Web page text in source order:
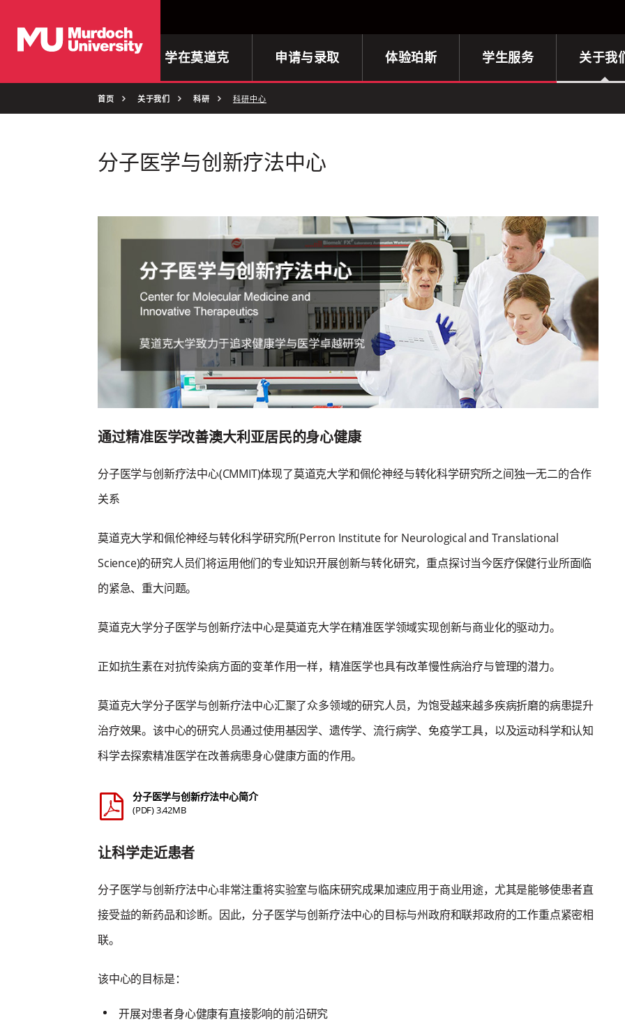
首页 学在莫道克 申请与录取 体验珀斯 学生服务 关于我
首页 关于我们 科研 科研中心
分子医学与创新疗法中心
通过精准医学改善澳大利亚居民的身心健康
分子医学与创新疗法中心(CMMIT)体现了莫道克大学和佩伦神经与转化科学研究所之间独一无二的合作
关系
莫道克大学和佩伦神经与转化科学研究所(Perron Institute for Neurological and Translational
Science)的研究人员们将运用他们的专业知识开展创新与转化研究，重点探讨当今医疗保健行业所面临
的紧急、重大问题。
莫道克大学分子医学与创新疗法中心是莫道克大学在精准医学领域实现创新与商业化的驱动力。
正如抗生素在对抗传染病方面的变革作用一样，精准医学也具有改革慢性病治疗与管理的潜力。
莫道克大学分子医学与创新疗法中心汇聚了众多领域的研究人员，为饱受越来越多疾病折磨的病患提升
治疗效果。该中心的研究人员通过使用基因学、遗传学、流行病学、免疫学工具，以及运动科学和认知
科学去探索精准医学在改善病患身心健康方面的作用。
分子医学与创新疗法中心简介
(PDF) 3.42MB
让科学走近患者
分子医学与创新疗法中心非常注重将实验室与临床研究成果加速应用于商业用途，尤其是能够使患者直
接受益的新药品和诊断。因此，分子医学与创新疗法中心的目标与州政府和联邦政府的工作重点紧密相
联。
该中心的目标是：
开展对患者身心健康有直接影响的前沿研究